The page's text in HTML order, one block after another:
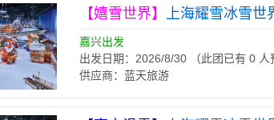
【嬉雪世界】 上海耀雪冰雪世
嘉兴出发
出发日期：2026/8/30 （此团已有 0 人
供应商：蓝天旅游